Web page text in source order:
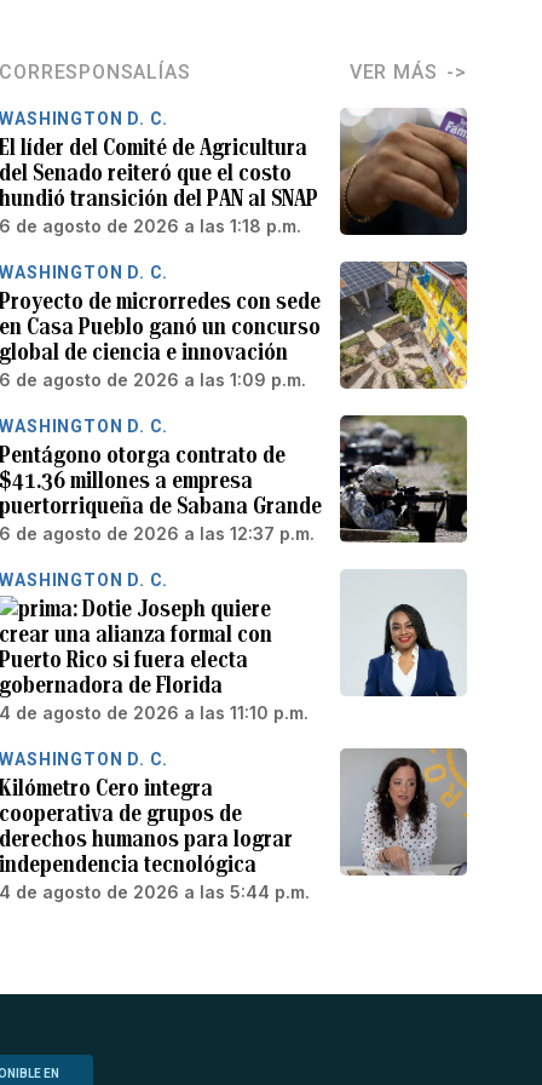
CORRESPONSALÍAS VER MÁS
WASHINGTON D. C.
El líder del Comité de Agricultura
del Senado reiteró que el costo
hundió transición del PAN al SNAP
6 de agosto de 2026 a las 1:18 p.m.
WASHINGTON D. C.
Proyecto de microrredes con sede
en Casa Pueblo ganó un concurso
global de ciencia e innovación
6 de agosto de 2026 a las 1:09 p.m.
WASHINGTON D. C.
Pentágono otorga contrato de
$41.36 millones a empresa
puertorriqueña de Sabana Grande
6 de agosto de 2026 a las 12:37 p.m.
WASHINGTON D. C.
Dotie Joseph quiere
crear una alianza formal con
Puerto Rico si fuera electa
gobernadora de Florida
4 de agosto de 2026 a las 11:10 p.m.
WASHINGTON D. C.
Kilómetro Cero integra
cooperativa de grupos de
derechos humanos para lograr
independencia tecnológica
4 de agosto de 2026 a las 5:44 p.m.
EN